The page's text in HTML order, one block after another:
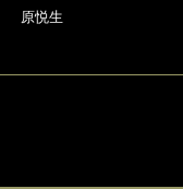
原悦生